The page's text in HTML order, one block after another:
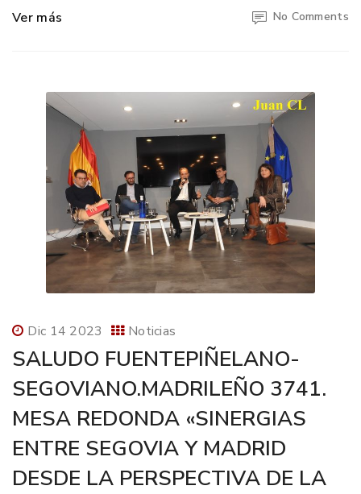
Ver más No Comments
Dic 14 2023 Noticias
SALUDO FUENTEPIÑELANO-
SEGOVIANO.MADRILEÑO 3741.
MESA REDONDA «SINERGIAS
ENTRE SEGOVIA Y MADRID
DESDE LA PERSPECTIVA DE LA